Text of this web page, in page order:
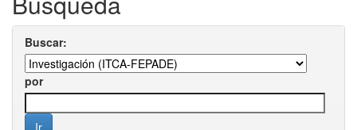
Buscar:
por